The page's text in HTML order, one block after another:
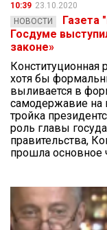
10:39 23.10.2020
НОВОСТИ
Газета
Госдуме
законе»
хотя бы
выливается в
самодержавие на
тройка
роль главы
правительства,
прошла основное